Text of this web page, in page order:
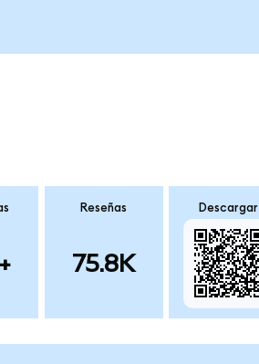
Reseñas
75.8K
Descargar